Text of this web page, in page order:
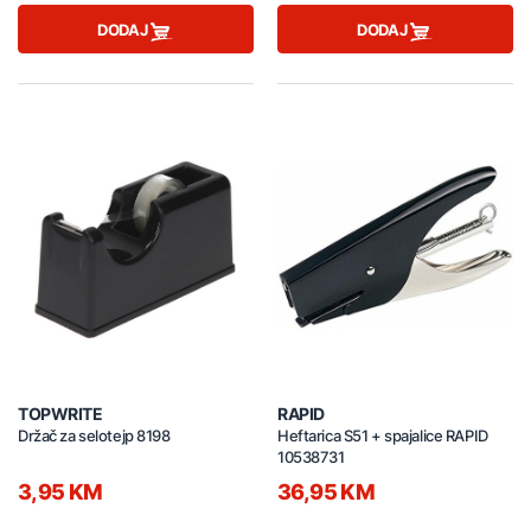
DODAJ DODAJ
TOPWRITE
Držač za selotejp 8198
3,95 KM
RAPID
Heftarica S51 + spajalice RAPID
10538731
36,95 KM